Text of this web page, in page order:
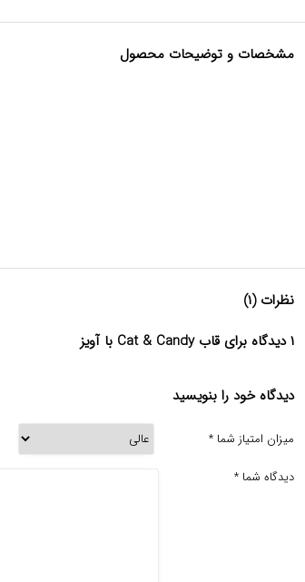
مشخصات و توضیحات محصول
نظرات (۱)
۱ دیدگاه برای قاب Cat & Candy با آویز
دیدگاه خود را بنویسید
میزان امتیاز شما *
دیدگاه شما *